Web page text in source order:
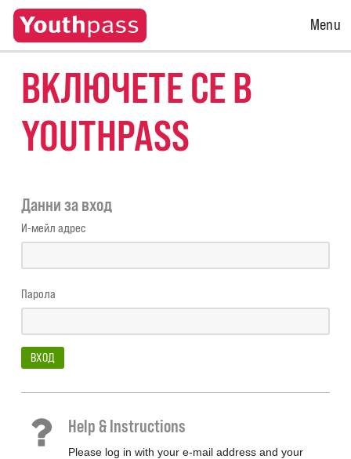
Open
Menu
ВКЛЮЧЕТЕ СЕ В
YOUTHPASS
Данни за вход
И-мейл адрес
Парола
ВХОД
Help & Instructions
Please log in with your e-mail address and your